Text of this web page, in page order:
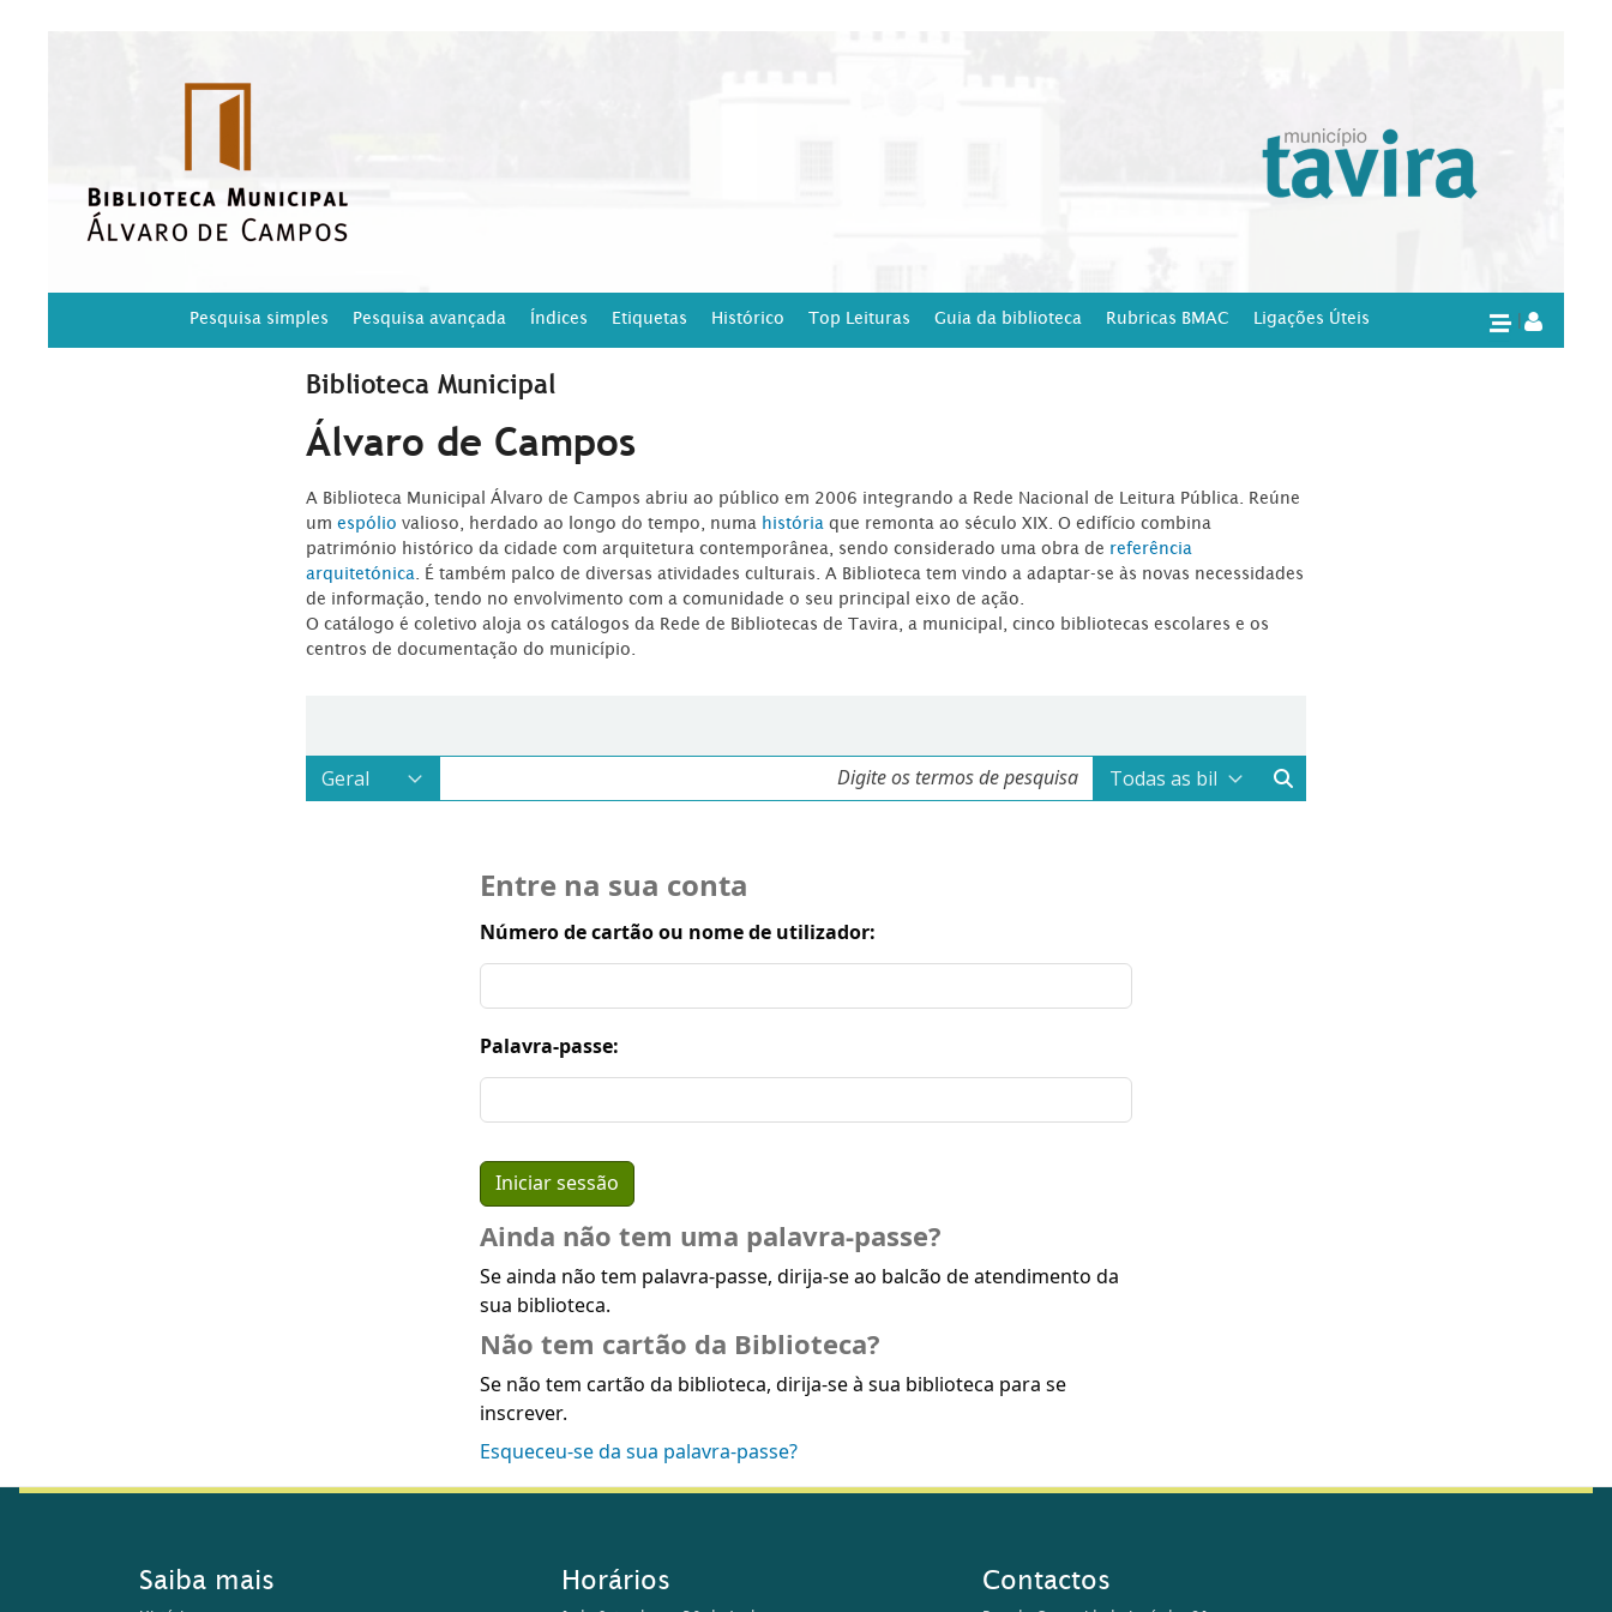
Pesquisa simples Pesquisa avançada Índices Etiquetas Histórico Top Leituras Guia da biblioteca Rubricas BMAC Ligações Úteis
Biblioteca Municipal
Álvaro de Campos
A Biblioteca Municipal Álvaro de Campos abriu ao público em 2006 integrando a Rede Nacional de Leitura Pública. Reúne
um espólio valioso, herdado ao longo do tempo, numa história que remonta ao século XIX. O edifício combina
património histórico da cidade com arquitetura contemporânea, sendo considerado uma obra de referência
arquitetónica . É também palco de diversas atividades culturais. A Biblioteca tem vindo a adaptar-se às novas necessidades
de informação, tendo no envolvimento com a comunidade o seu principal eixo de ação.
O catálogo é coletivo aloja os catálogos da Rede de Bibliotecas de Tavira, a municipal, cinco bibliotecas escolares e os
centros de documentação do município.
Entre na sua conta
Número de cartão ou nome de utilizador:
Palavra-passe:
Ainda não tem uma palavra-passe?
Se ainda não tem palavra-passe, dirija-se ao balcão de atendimento da
sua biblioteca.
Não tem cartão da Biblioteca?
Se não tem cartão da biblioteca, dirija-se à sua biblioteca para se
inscrever.
Esqueceu-se da sua palavra-passe?
Saiba mais Horários Contactos